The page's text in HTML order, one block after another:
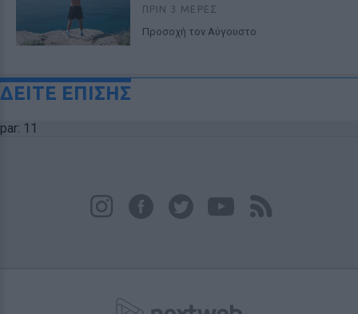
ΠΡΙΝ 3 ΜΈΡΕΣ
Προσοχή τον Αύγουστο
ΔΕΙΤΕ ΕΠΙΣΗΣ
par: 11